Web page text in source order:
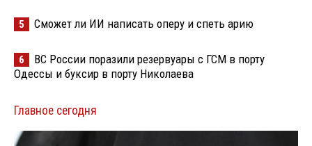
5 Сможет ли ИИ написать оперу и спеть арию
6
ВС России поразили резервуары с ГСМ в порту
Одессы и буксир в порту Николаева
Главное сегодня